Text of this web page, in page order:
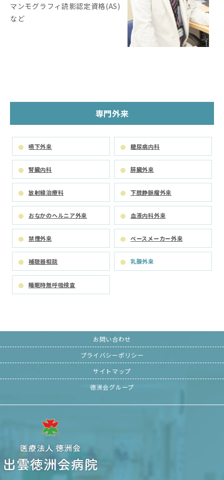
マンモグラフィ読影認定資格(AS)
など
専門外来
嚥下外来 糖尿病内科
腎臓内科 膵臓外来
放射線治療科 下肢静脈瘤外来
おなかのヘルニア外来 血液内科外来
禁煙外来 ペースメーカー外来
補聴器相談 乳腺外来
睡眠時無呼吸検査
お問い合わせ
プライバシーポリシー
サイトマップ
徳洲会グループ